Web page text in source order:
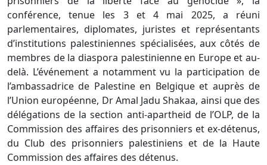
conférence, tenue les 3 et 4 mai 2025, a réuni
parlementaires, diplomates, juristes et représentants
d’institutions palestiniennes spécialisées, aux côtés de
membres de la diaspora palestinienne en Europe et au-
delà. L’événement a notamment vu la participation de
l’ambassadrice de Palestine en Belgique et auprès de
l’Union européenne, Dr Amal Jadu Shakaa, ainsi que des
délégations de la section anti-apartheid de l’OLP, de la
Commission des affaires des prisonniers et ex-détenus,
du Club des prisonniers palestiniens et de la Haute
Commission des affaires des détenus.